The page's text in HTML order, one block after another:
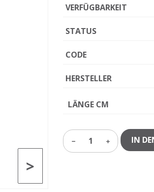
>
VERFÜGBARKEIT
STATUS
CODE
HERSTELLER
LÄNGE CM
1 IN